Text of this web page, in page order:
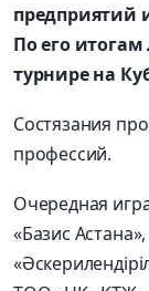
предприятий
По его
турнире на
Состязания
профессий.
Очередная
«Базис